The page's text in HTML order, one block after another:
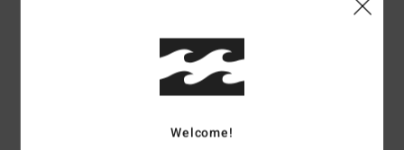
3 avis vérifiés
depuis avril 2026
67% de nos clients recommandent ce produit
Welcome!